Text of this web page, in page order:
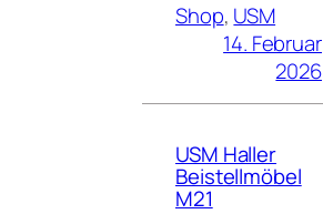
Shop, USM
14. Februar
2026
USM Haller
Beistellmöbel
M21